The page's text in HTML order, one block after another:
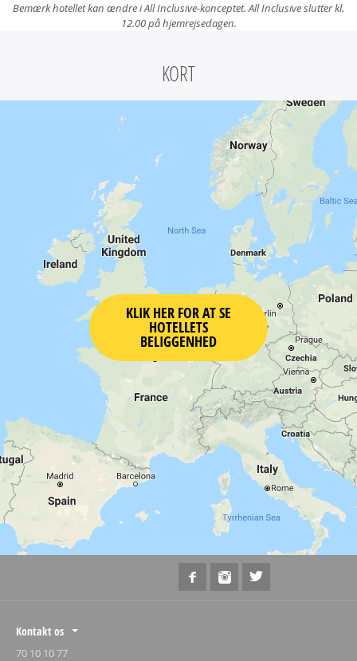
Bemærk hotellet kan ændre i All Inclusive-konceptet. All Inclusive slutter kl.
12.00 på hjemrejsedagen.
KORT
KLIK HER FOR AT SE
HOTELLETS
BELIGGENHED
Kontakt os
70 10 10 77